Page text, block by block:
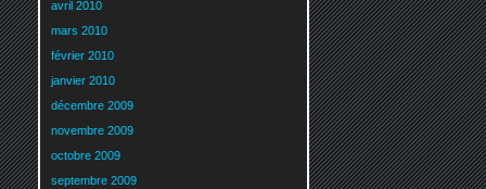
avril 2010
mars 2010
février 2010
janvier 2010
décembre 2009
novembre 2009
octobre 2009
septembre 2009